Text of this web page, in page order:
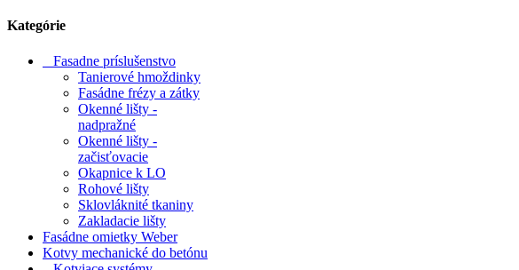
Kategórie
Fasadne príslušenstvo
Tanierové hmoždinky
Fasádne frézy a zátky
Okenné lišty -
nadpražné
Okenné lišty -
začisťovacie
Okapnice k LO
Rohové lišty
Sklovláknité tkaniny
Zakladacie lišty
Fasádne omietky Weber
Kotvy mechanické do betónu